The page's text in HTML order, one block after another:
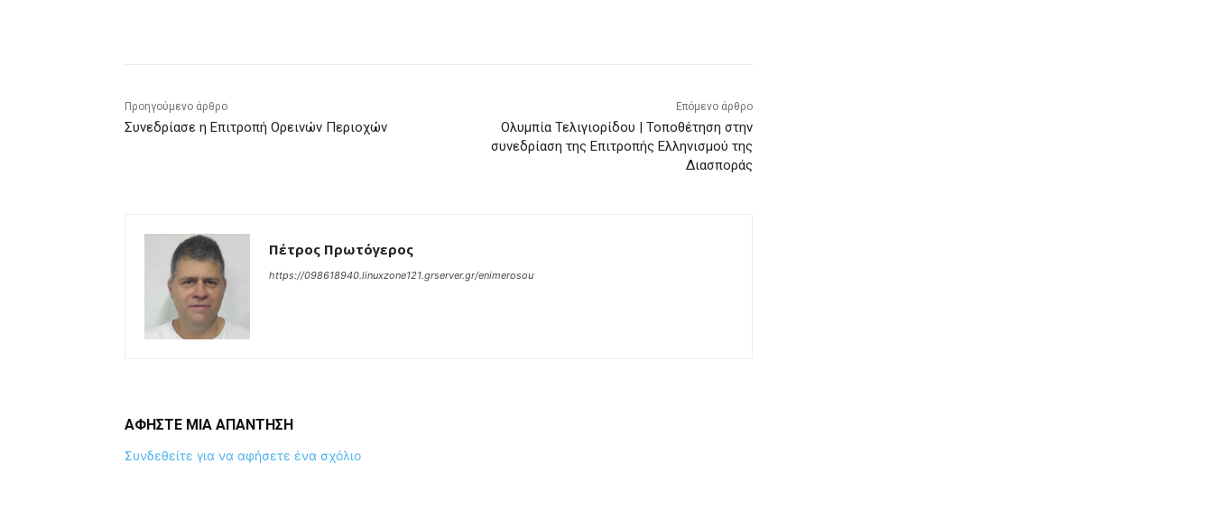
Προηγούμενο άρθρο
Συνεδρίασε η Επιτροπή Ορεινών Περιοχών
Επόμενο άρθρο
Ολυμπία Τελιγιορίδου | Τοποθέτηση στην
συνεδρίαση της Επιτροπής Ελληνισμού της
Διασποράς
Πέτρος Πρωτόγερος
https://098618940.linuxzone121.grserver.gr/enimerosou
ΑΦΗΣΤΕ ΜΙΑ ΑΠΑΝΤΗΣΗ
Συνδεθείτε για να αφήσετε ένα σχόλιο